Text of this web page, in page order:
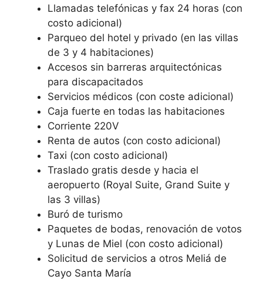
Llamadas telefónicas y fax 24 horas (con
costo adicional)
Parqueo del hotel y privado (en las villas
de 3 y 4 habitaciones)
Accesos sin barreras arquitectónicas
para discapacitados
Servicios médicos (con coste adicional)
Caja fuerte en todas las habitaciones
Corriente 220V
Renta de autos (con costo adicional)
Taxi (con costo adicional)
Traslado gratis desde y hacia el
aeropuerto (Royal Suite, Grand Suite y
las 3 villas)
Buró de turismo
Paquetes de bodas, renovación de votos
y Lunas de Miel (con costo adicional)
Solicitud de servicios a otros Meliá de
Cayo Santa María